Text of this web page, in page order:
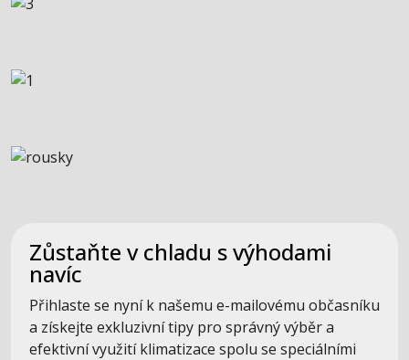
Zůstaňte v chladu s výhodami
navíc
Přihlaste se nyní k našemu e-mailovému občasníku
a získejte exkluzivní tipy pro správný výběr a
efektivní využití klimatizace spolu se speciálními